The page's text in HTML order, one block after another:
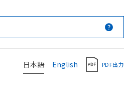
日本語 English PDF出力